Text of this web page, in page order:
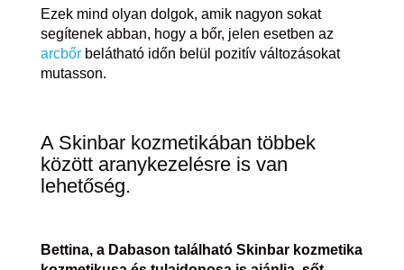
Ezek mind olyan dolgok, amik nagyon sokat
segítenek abban, hogy a bőr, jelen esetben az
arcbőrbelátható időn belül pozitív változásokat
mutasson.
A Skinbar kozmetikában többek
között aranykezelésre is van
lehetőség.
Bettina, a Dabason található Skinbar kozmetika